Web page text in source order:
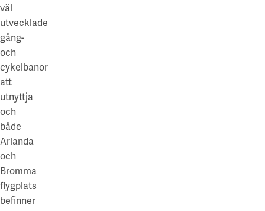
väl
utvecklade
gång-
och
cykelbanor
att
utnyttja
och
både
Arlanda
och
Bromma
flygplats
befinner